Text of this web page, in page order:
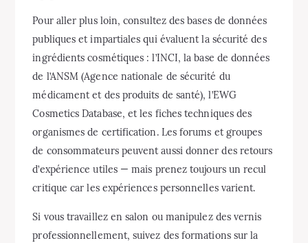
Pour aller plus loin, consultez des bases de données
publiques et impartiales qui évaluent la sécurité des
ingrédients cosmétiques : l’INCI, la base de données
de l’ANSM (Agence nationale de sécurité du
médicament et des produits de santé), l’EWG
Cosmetics Database, et les fiches techniques des
organismes de certification. Les forums et groupes
de consommateurs peuvent aussi donner des retours
d’expérience utiles — mais prenez toujours un recul
critique car les expériences personnelles varient.
Si vous travaillez en salon ou manipulez des vernis
professionnellement, suivez des formations sur la